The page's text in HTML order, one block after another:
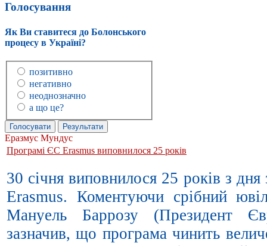
Голосування
Як Ви ставитеся до Болонського
процесу в Україні?
позитивно
негативно
неоднозначно
а що це?
Еразмус Мундус
Програмі ЄС Erasmus виповнилося 25 років
30 січня виповнилося 25 років з
Erasmus. Коментуючи срібний
Мануель Баррозу (Президент
зазначив, що програма чинить